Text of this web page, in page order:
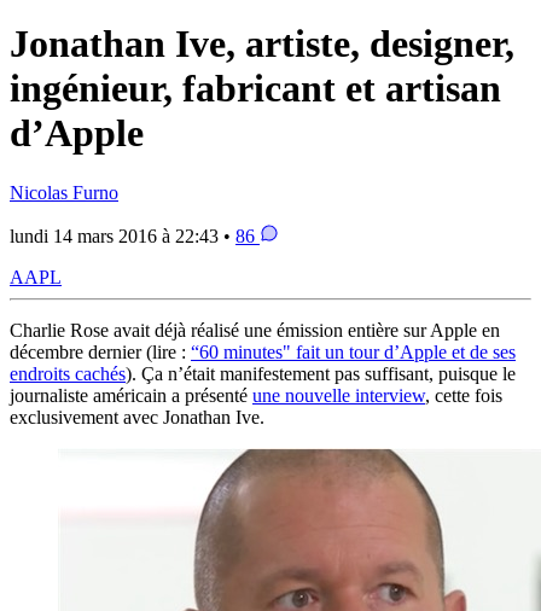
Jonathan Ive, artiste, designer,
ingénieur, fabricant et artisan
d’Apple
Nicolas Furno
lundi 14 mars 2016 à 22:43 • 86
AAPL
Charlie Rose avait déjà réalisé une émission entière sur Apple en
décembre dernier (lire : “60 minutes" fait un tour d’Apple et de ses
endroits cachés). Ça n’était manifestement pas suffisant, puisque le
journaliste américain a présenté une nouvelle interview, cette fois
exclusivement avec Jonathan Ive.